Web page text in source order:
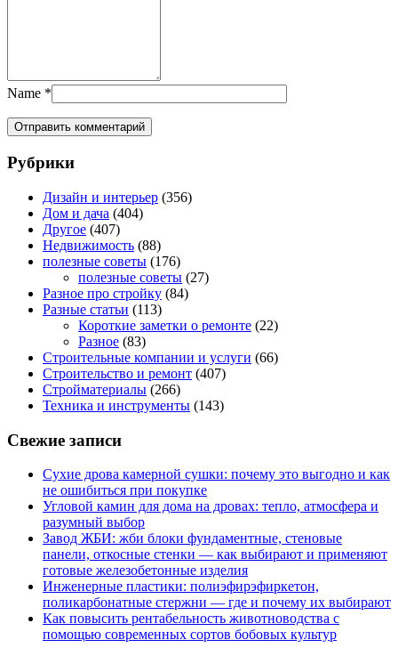
Name *
Рубрики
Дизайн и интерьер (356)
Дом и дача (404)
Другое (407)
Недвижимость (88)
полезные советы (176)
полезные советы (27)
Разное про стройку (84)
Разные статьи (113)
Короткие заметки о ремонте (22)
Разное (83)
Строительные компании и услуги (66)
Строительство и ремонт (407)
Стройматериалы (266)
Техника и инструменты (143)
Свежие записи
Сухие дрова камерной сушки: почему это выгодно и как
не ошибиться при покупке
Угловой камин для дома на дровах: тепло, атмосфера и
разумный выбор
Завод ЖБИ: жби блоки фундаментные, стеновые
панели, откосные стенки — как выбирают и применяют
готовые железобетонные изделия
Инженерные пластики: полиэфирэфиркетон,
поликарбонатные стержни — где и почему их выбирают
Как повысить рентабельность животноводства с
помощью современных сортов бобовых культур